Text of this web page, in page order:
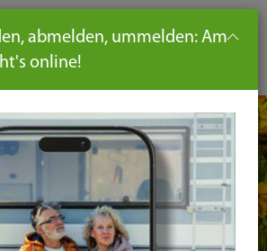
DE
abmelden, ummelden: Am
online!